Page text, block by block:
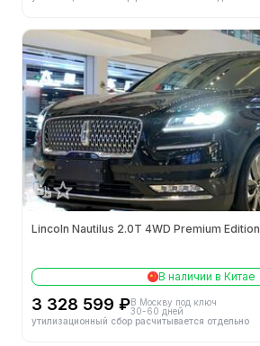
Lincoln Nautilus 2.0T 4WD Premium Edition
В наличии в Китае
3 328 599 ₽В Москву под ключ
30-60 дней
утилизационный сбор расчитывается отдельно